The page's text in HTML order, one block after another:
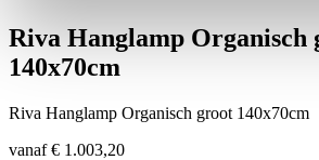
Riva Hanglamp Organisch
140x70cm
Riva Hanglamp Organisch groot 140x70cm
vanaf € 1.003,20